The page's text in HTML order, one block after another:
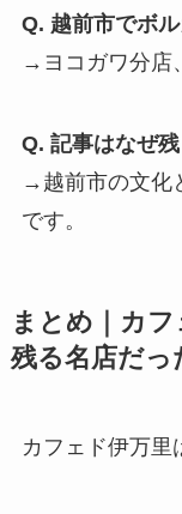
Q. 越前市でボ
→ヨコガワ分店
Q. 記事はなぜ
→越前市の文化
です。
まとめ｜カ
残る名店だっ
カフェド伊万里